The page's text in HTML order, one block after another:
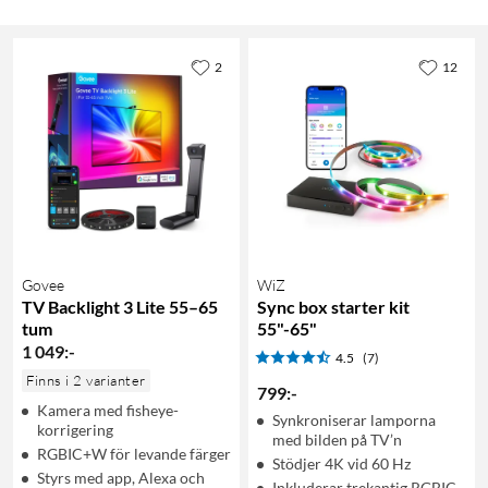
Govee
TV Backlight 3 Lite 55–65
tum
1 049:-
Finns i 2 varianter
Kamera med fisheye-
korrigering
RGBIC+W för levande färger
Styrs med app, Alexa och
2
WiZ
Sync box starter kit
55"-65"
4.5 (7)
799:-
Synkroniserar lamporna
med bilden på TV’n
Stödjer 4K vid 60 Hz
12